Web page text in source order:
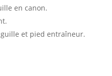
en canon.
et pied entraîneur.